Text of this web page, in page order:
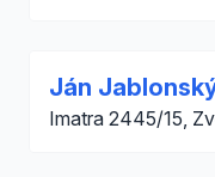
Ján
Imatra 2445/15,